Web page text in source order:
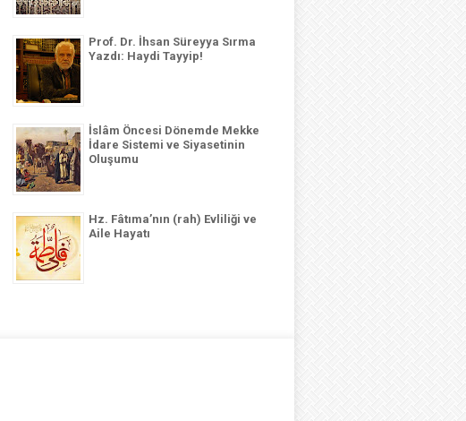
Prof. Dr. İhsan Süreyya Sırma
Yazdı: Haydi Tayyip!
İslâm Öncesi Dönemde Mekke
İdare Sistemi ve Siyasetinin
Oluşumu
Hz. Fâtıma’nın (rah) Evliliği ve
Aile Hayatı